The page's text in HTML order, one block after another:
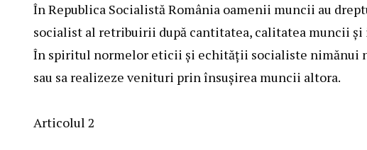
În Republica Socialistă România oamenii muncii au
socialist al retribuirii după cantitatea, calitatea muncii
În spiritul normelor eticii şi echităţii socialiste nimănui
sau sa realizeze venituri prin însuşirea muncii altora.
Articolul 2